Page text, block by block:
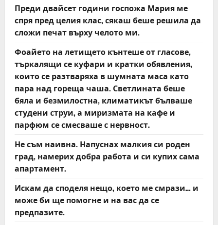
Преди двайсет години госпожа Мария ме
спря пред целия клас, сякаш беше решила да
сложи печат върху челото ми.
Фоайето на летището кънтеше от гласове,
търкалящи се куфари и кратки обявления,
които се разтваряха в шумната маса като
пара над гореща чаша. Светлината беше
бяла и безмилостна, климатикът бълваше
студени струи, а миризмата на кафе и
парфюм се смесваше с нервност.
Не съм наивна. Напуснах малкия си роден
град, намерих добра работа и си купих сама
апартамент.
Искам да споделя нещо, което ме смрази… и
може би ще помогне и на вас да се
предпазите.